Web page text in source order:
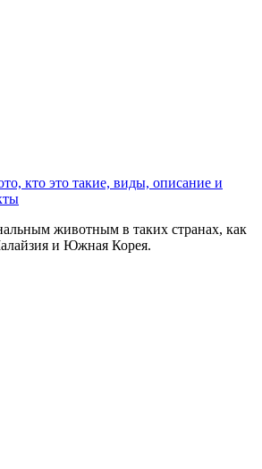
кто это такие, виды, описание и
животным в таких странах, как
и Южная Корея.